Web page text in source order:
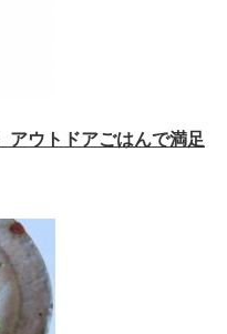
アウトドアごはんで満足